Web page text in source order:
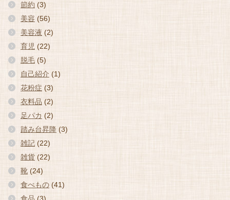
節約 (3)
美容 (56)
美容液 (2)
育児 (22)
脱毛 (5)
自己紹介 (1)
花粉症 (3)
衣料品 (2)
足パカ (2)
踏み台昇降 (3)
雑記 (22)
雑貨 (22)
靴 (24)
食べもの (41)